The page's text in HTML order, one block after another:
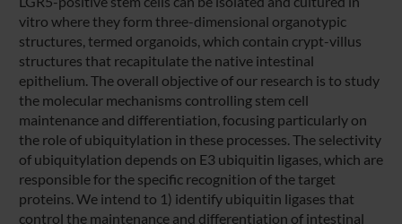
vitro where they form three-dimensional organotypic
structures, termed organoids, which contain crypt-villus
structures that recapitulate the native intestinal
epithelium. The overall objective of our research is to study
the molecular mechanisms controlling stem cell
maintenance and differentiation, focusing particularly on
the role of ubiquitylation in these processes. The selectivity
of ubiquitylation depends on E3 ubiquitin ligases, which are
responsible for the specific recognition of the target
proteins. We intend to 1) identify ubiquitin ligases that
control the maintenance and differentiation of intestinal